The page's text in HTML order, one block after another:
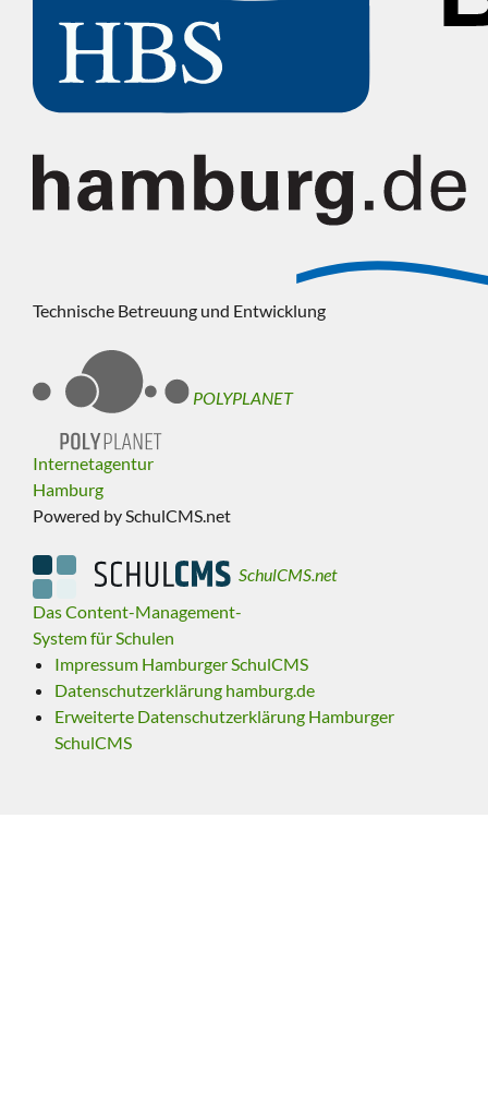
Technische Betreuung und Entwicklung
POLYPLANET
Internetagentur
Hamburg
Powered by SchulCMS.net
SchulCMS.net
Das Content-Management-
System für Schulen
Impressum Hamburger SchulCMS
Datenschutzerklärung hamburg.de
Erweiterte Datenschutzerklärung Hamburger
SchulCMS